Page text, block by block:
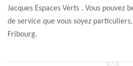
Jacques Espaces Verts . Vous
de service que vous soyez
Fribourg.